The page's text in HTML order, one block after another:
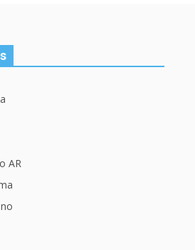
AR